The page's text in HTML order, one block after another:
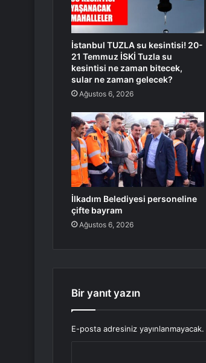
İstanbul TUZLA su kesintisi! 20-
21 Temmuz İSKİ Tuzla su
kesintisi ne zaman bitecek,
sular ne zaman gelecek?
Ağustos 6, 2026
İlkadım Belediyesi personeline
çifte bayram
Ağustos 6, 2026
Bir yanıt yazın
E-posta adresiniz yayınlanmayacak.